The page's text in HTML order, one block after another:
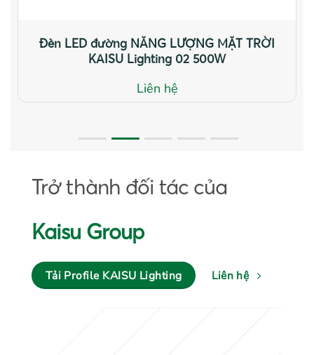
Đèn LED đường NĂNG LƯỢNG MẶT TRỜI
KAISU Lighting 02 500W
Liên hệ
Trở thành đối tác của
Kaisu Group
Tải Profile KAISU Lighting Liên hệ